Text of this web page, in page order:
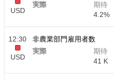
USD
実際
期待
4.2%
12:30
USD
非農業部門雇用者数
実際
期待
41 K